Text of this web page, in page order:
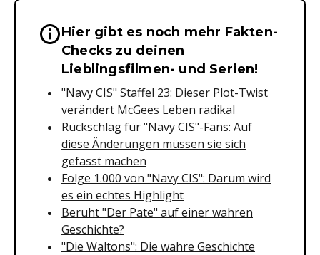
Wichtige Hinweise &
Hier gibt es noch mehr Fakten-
Checks zu deinen
Lieblingsfilmen- und Serien!
"Navy CIS" Staffel 23: Dieser Plot-Twist
verändert McGees Leben radikal
Rückschlag für "Navy CIS"-Fans: Auf
diese Änderungen müssen sie sich
gefasst machen
Folge 1.000 von "Navy CIS": Darum wird
es ein echtes Highlight
Beruht "Der Pate" auf einer wahren
Geschichte?
"Die Waltons": Die wahre Geschichte